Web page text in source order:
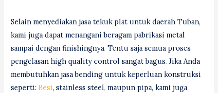
Selain menyediakan jasa tekuk plat untuk daerah Tuban,
kami juga dapat menangani beragam pabrikasi metal
sampai dengan finishingnya. Tentu saja semua proses
pengelasan high quality control sangat bagus. Jika Anda
membutuhkan jasa bending untuk keperluan konstruksi
seperti:Besi, stainless steel, maupun pipa, kami juga